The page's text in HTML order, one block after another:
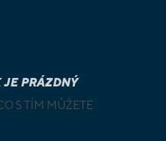
PRÁZDNÝ
S TÍM MŮŽETE